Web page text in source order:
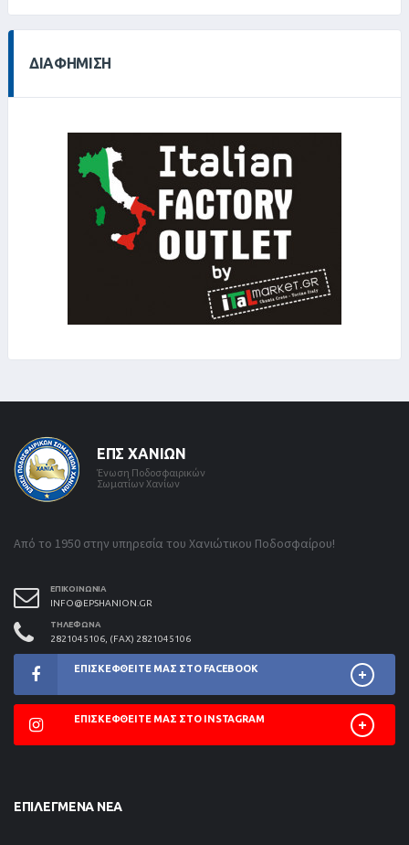
ΔΙΑΦΉΜΙΣΗ
ΕΠΣ ΧΑΝΊΩΝ
Ένωση Ποδοσφαιρικών
Σωματίων Χανίων
Από το 1950 στην υπηρεσία του Χανιώτικου Ποδοσφαίρου!
ΕΠΙΚΟΙΝΩΝΊΑ
INFO@EPSHANION.GR
ΤΗΛΈΦΩΝΑ
2821045106, (FAX) 2821045106
ΕΠΙΣΚΕΦΘΕΊΤΕ ΜΑΣ ΣΤΟ FACEBOOK
ΕΠΙΣΚΕΦΘΕΊΤΕ ΜΑΣ ΣΤΟ INSTAGRAM
ΕΠΙΛΕΓΜΈΝΑ ΝΈΑ